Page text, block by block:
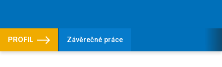
PROFIL Závěrečné práce